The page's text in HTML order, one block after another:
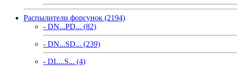
Распылители форсунок (2194)
- DN...PD... (82)
- DN...SD... (239)
- DL...S... (4)